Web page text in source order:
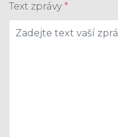
Text zprávy *